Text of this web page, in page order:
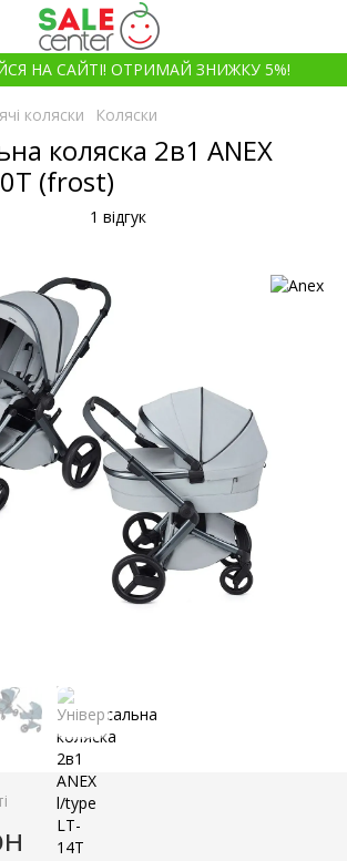
НА САЙТІ! ОТРИМАЙ ЗНИЖКУ 5%!
коляски Коляски
коляска 2в1 ANEX
(frost)
1 відгук